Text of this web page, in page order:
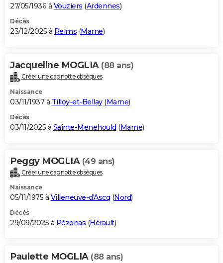
27/05/1936 à Vouziers (Ardennes)
Décès
23/12/2025 à Reims (Marne)
Jacqueline MOGLIA (88 ans)
Créer une cagnotte obsèques
Naissance
03/11/1937 à Tilloy-et-Bellay(Marne)
Décès
03/11/2025 à Sainte-Menehould (Marne)
Peggy MOGLIA (49 ans)
Créer une cagnotte obsèques
Naissance
05/11/1975 à Villeneuve-d'Ascq (Nord)
Décès
29/09/2025 à Pézenas (Hérault)
Paulette MOGLIA (88 ans)